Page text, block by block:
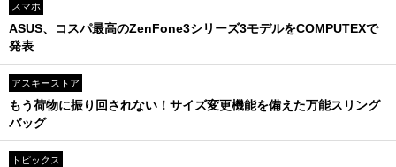
スマホ
ASUS、コスパ最高のZenFone3シリーズ3モデルをCOMPUTEXで
発表
アスキーストア
もう荷物に振り回されない！サイズ変更機能を備えた万能スリング
バッグ
トピックス